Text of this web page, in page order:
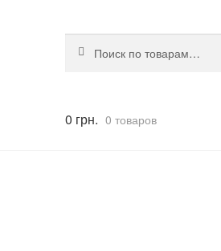
0 грн. 0 товаров